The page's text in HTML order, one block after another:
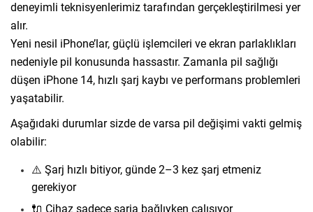
deneyimli teknisyenlerimiz tarafından gerçekleştirilmesi yer
alır.
Yeni nesil iPhone’lar, güçlü işlemcileri ve ekran parlaklıkları
nedeniyle pil konusunda hassastır. Zamanla pil sağlığı
düşen iPhone 14, hızlı şarj kaybı ve performans problemleri
yaşatabilir.
Aşağıdaki durumlar sizde de varsa pil değişimi vakti gelmiş
olabilir:
⚠️ Şarj hızlı bitiyor, günde 2–3 kez şarj etmeniz
gerekiyor
🔌 Cihaz sadece şarja bağlıyken çalışıyor